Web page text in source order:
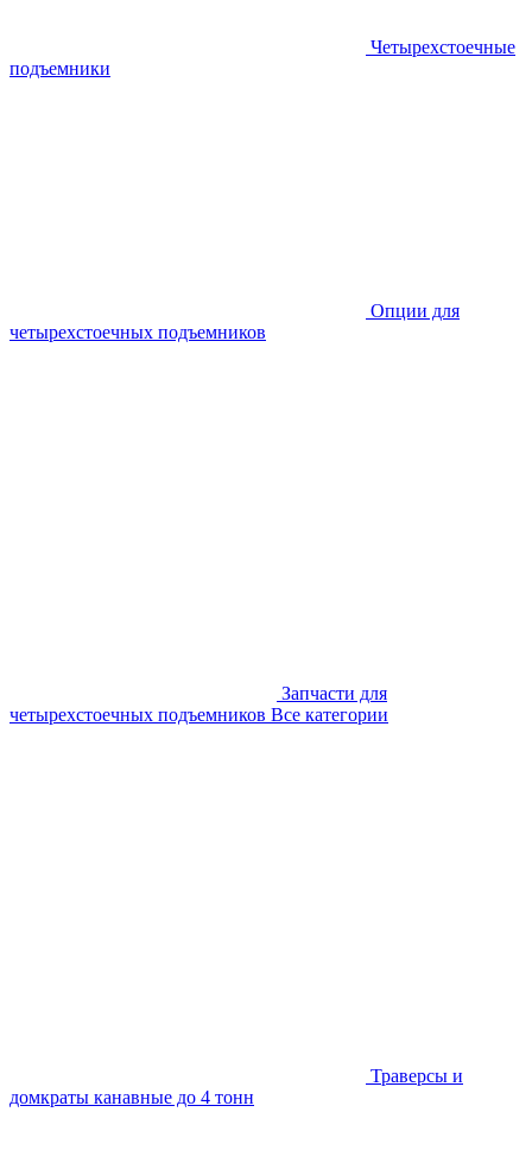
Четырехстоечные
подъемники
Опции для
четырехстоечных подъемников
Запчасти для
четырехстоечных подъемников Все категории
Траверсы и
домкраты канавные до 4 тонн